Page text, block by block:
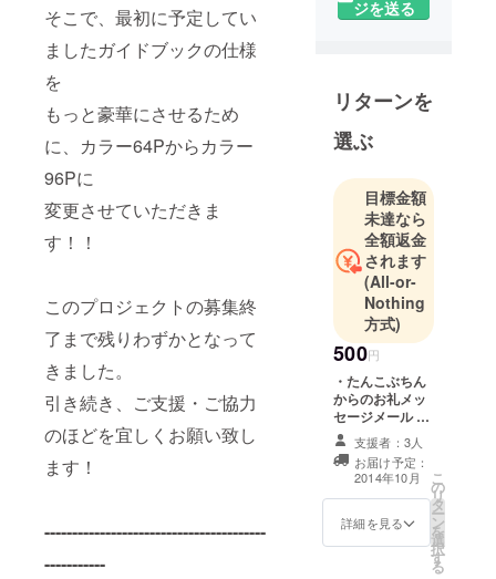
そこで、最初に予定してい
ましたガイドブックの仕様
を
もっと豪華にさせるため
に、カラー64Pからカラー
96Pに
変更させていただきま
す！！
このプロジェクトの募集終
了まで残りわずかとなって
きました。
引き続き、ご支援・ご協力
のほどを宜しくお願い致し
ます！
----------------------------------------
-----------
生で結成さ
も今年で20
歳。
今回のプロ
ジェクトは
デビュー3周
年を記念し
た3大企画の
うちのひと
つとして始
動！
★「たんこ
ぶちんメ
ジャーデ
ビュー3周年
3大企画」★
ジを送る
リターンを
選ぶ
目標金額
未達なら
全額返金
されます
(All-or-
Nothing
方式)
500円
・たんこぶちん
からのお礼メッ
セージメール ・
パトロン限定活
動報告支援者：3人
お届け予定：
2014年10月
詳細を見る
こ
の
リ
タ
ー
ン
を
選
択
す
る